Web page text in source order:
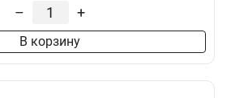
– +
В корзину